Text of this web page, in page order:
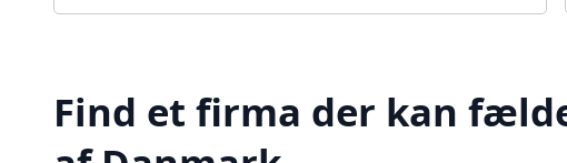
Find et firma der kan